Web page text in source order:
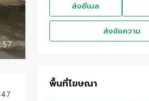
ส่งอีเมล
ส่งข้อความ
พื้นที่โฆษณา